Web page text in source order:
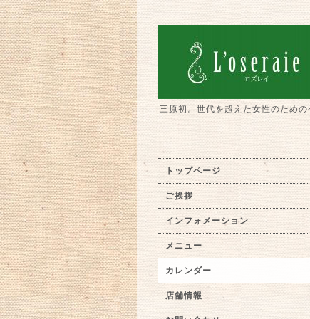
三原初。世代を超えた女性のための
トップページ
ご挨拶
インフォメーション
メニュー
カレンダー
店舗情報